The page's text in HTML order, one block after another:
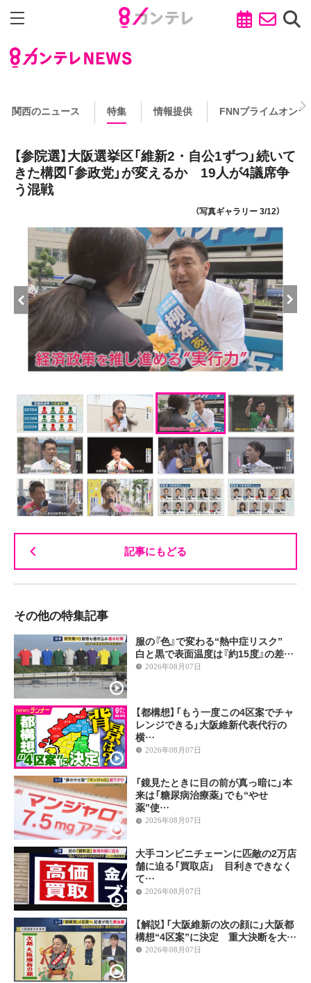
関西のニュース 特集 情報提供 FNNプライムオンラ
【参院選】大阪選挙区「維新2・自公1ずつ」続いて
きた構図「参政党」が変えるか 19人が4議席争
う混戦
（写真ギャラリー 3/12）
記事にもどる
その他の特集記事
服の『色』で変わる“熱中症リスク”
白と黒で表面温度は『約15度』の差…
2026年08月07日
【都構想】「もう一度この4区案でチャ
レンジできる」大阪維新代表代行の
横…
2026年08月07日
「鏡見たときに目の前が真っ暗に」本
来は「糖尿病治療薬」でも“やせ
薬”使…
2026年08月07日
大手コンビニチェーンに匹敵の2万店
舗に迫る「買取店」 目利きできなく
て…
2026年08月07日
【解説】「大阪維新の次の顔に」大阪都
構想“4区案”に決定 重大決断を大…
2026年08月07日